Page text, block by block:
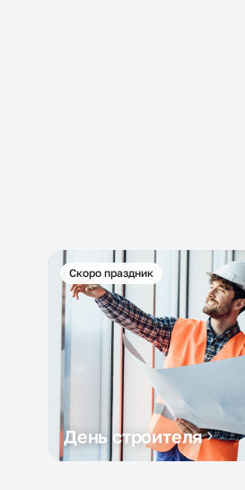
Скоро праздник
День строителя